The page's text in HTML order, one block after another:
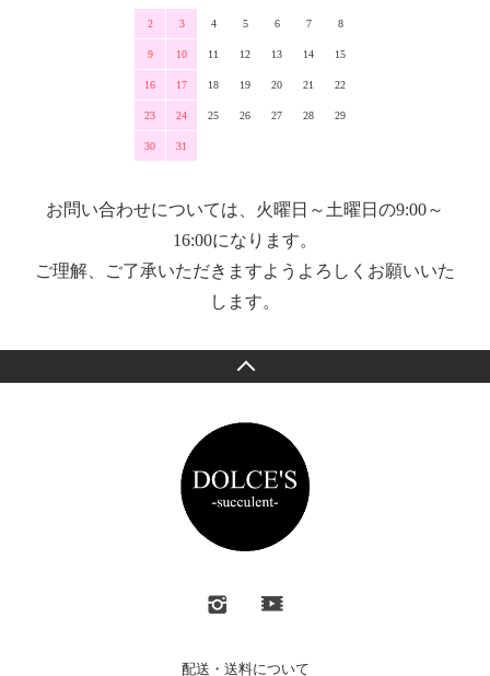
2 3 4 5 6 7 8
9 10 11 12 13 14 15
16 17 18 19 20 21 22
23 24 25 26 27 28 29
30 31
お問い合わせについては、火曜日～土曜日の9:00～
16:00になります。
ご理解、ご了承いただきますようよろしくお願いいた
します。
配送・送料について